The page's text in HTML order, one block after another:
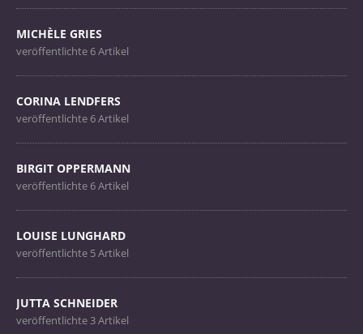
MICHÈLE GRIES
veröffentlichte 6 Artikel
CORINA LENDFERS
veröffentlichte 6 Artikel
BIRGIT OPPERMANN
veröffentlichte 6 Artikel
LOUISE LUNGHARD
veröffentlichte 5 Artikel
JUTTA SCHNEIDER
veröffentlichte 3 Artikel